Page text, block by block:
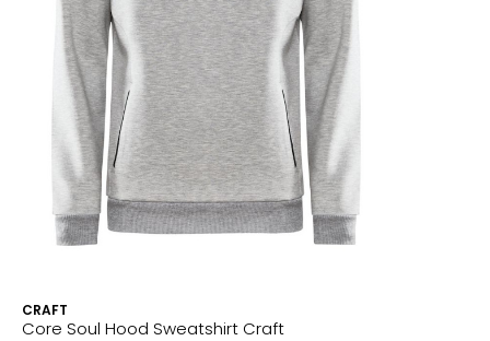
CRAFT
Core Soul Hood Sweatshirt Craft